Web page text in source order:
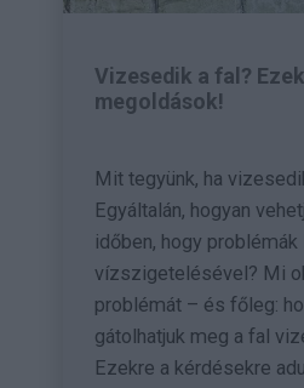
Vizesedik a fal?
megoldások!
Mit tegyünk, ha
Egyáltalán, hogyan
időben, hogy problémák
vízszigetelésével? Mi
problémát – és főleg:
gátolhatjuk meg a fal
Ezekre a kérdésekre